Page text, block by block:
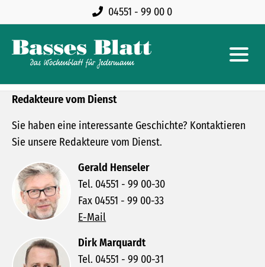
04551 - 99 00 0
Redakteure vom Dienst
Sie haben eine interessante Geschichte? Kontaktieren
Sie unsere Redakteure vom Dienst.
Gerald Henseler
Tel. 04551 - 99 00-30
Fax 04551 - 99 00-33
E-Mail
Dirk Marquardt
Tel. 04551 - 99 00-31